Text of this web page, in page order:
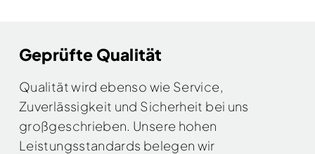
Geprüfte Qualität
Qualität wird ebenso wie Service,
Zuverlässigkeit und Sicherheit bei uns
großgeschrieben. Unsere hohen
Leistungsstandards belegen wir